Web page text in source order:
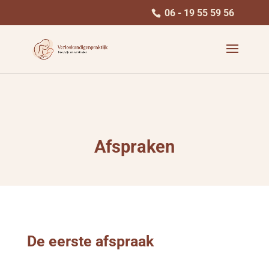
06 - 19 55 59 56
Afspraken
De eerste afspraak